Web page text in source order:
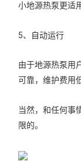
小地源热泵更适
5、自动运行
由于地源热泵用
可靠，维护费用
当然，和任何事
限的。